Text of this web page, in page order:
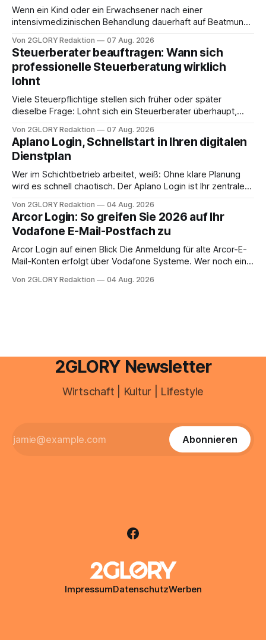
Wenn ein Kind oder ein Erwachsener nach einer
intensivmedizinischen Behandlung dauerhaft auf Beatmung
angewiesen ist, stellt sich für Familien eine schwierige
Frage: Muss die Versorgung dauerhaft in der Klinik bleiben –
oder ist ein Leben zu Hause möglich? Die außerklinische
Intensivpflege bietet genau diese Alternative: Sie
Von 2GLORY Redaktion 07 Aug. 2026
Steuerberater beauftragen: Wann sich
professionelle Steuerberatung wirklich
lohnt
Viele Steuerpflichtige stellen sich früher oder später
dieselbe Frage: Lohnt sich ein Steuerberater überhaupt,
erledigen? Die kurze Antwort: Bei einfachen
Einkommensverhältnissen reicht häufig eine Steuersoftware
aus – sobald jedoch mehrere Einkunftsarten
zusammentreffen oder größere finanzielle Veränderungen
anstehen, zahlt sich professionelle Unterstützung meist
Von 2GLORY Redaktion 07 Aug. 2026
Aplano Login, Schnellstart in Ihren digitalen
Dienstplan
Wer im Schichtbetrieb arbeitet, weiß: Ohne klare Planung
wird es schnell chaotisch. Der Aplano Login ist Ihr zentraler
abwesenheiten und die gesamte kommunikation rund um
Ihr personal digital zu organisieren. In diesem Leitfaden
erfahren Sie alles, was Sie für einen reibungslosen Einstieg
brauchen, von der Registrierung
Von 2GLORY Redaktion 04 Aug. 2026
Arcor Login: So greifen Sie 2026 auf Ihr
Vodafone E-Mail-Postfach zu
Arcor Login auf einen Blick Die Anmeldung für alte Arcor-E-
Mail-Konten erfolgt über Vodafone Systeme. Wer noch eine
besitzt, loggt sich heute über das Vodafone E-Mail & Cloud
Von 2GLORY Redaktion 04 Aug. 2026
2GLORY Newsletter
Wirtschaft | Kultur | Lifestyle
Abonnieren
ImpressumDatenschutzWerben